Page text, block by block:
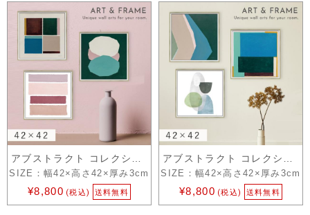
SIZE：幅42×高さ42×厚み3cm
¥8,800 (税込) 送料無料
SIZE：幅42×高さ42×厚み3cm
¥8,800 (税込) 送料無料